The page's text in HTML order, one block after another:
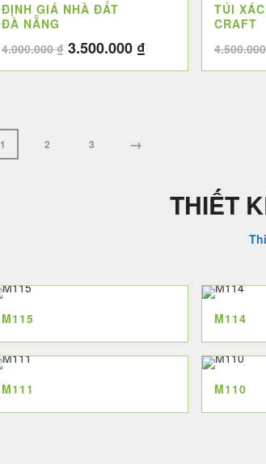
3.200.000 ₫.
ĐỊNH GIÁ NHÀ ĐẤT
ĐÀ NẴNG
4.000.000₫ Giá
gốc
3.500.000 ₫
hiện
TÚI
CRAFT
1 2 3 →
THIẾT
M115 M114
M111 M110